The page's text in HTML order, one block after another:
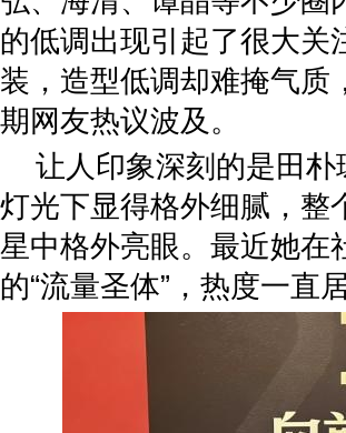
的低调出现引起了很大关
装，造型低调却难掩气质
期网友热议波及。
让人印象深刻的是田
灯光下显得格外细腻，整
星中格外亮眼。最近她在
的“流量圣体”，热度一直